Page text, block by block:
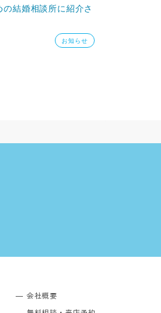
結婚相談所に紹介さ
お知らせ
会社概要